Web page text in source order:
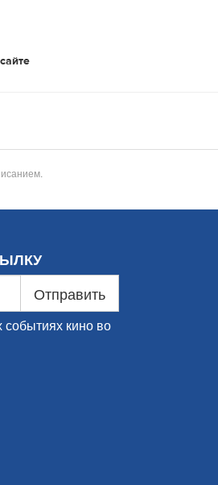
Отправить
кино во